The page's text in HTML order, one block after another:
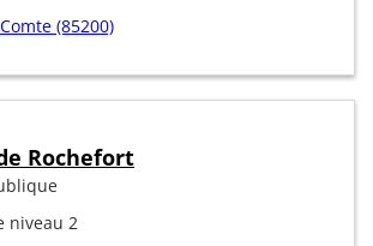
(85200)
Rochefort
niveau 2